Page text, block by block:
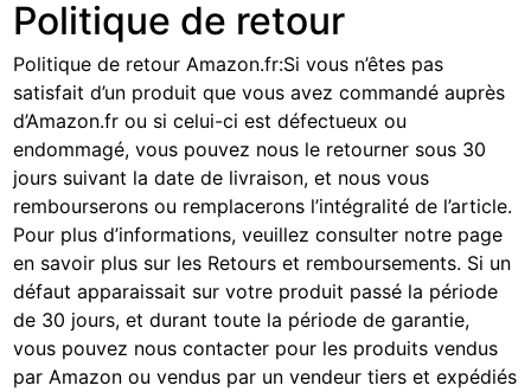
Politique de retour
Politique de retour Amazon.fr:Si vous n’êtes pas
satisfait d’un produit que vous avez commandé auprès
d’Amazon.fr ou si celui-ci est défectueux ou
endommagé, vous pouvez nous le retourner sous 30
jours suivant la date de livraison, et nous vous
rembourserons ou remplacerons l’intégralité de l’article.
Pour plus d’informations, veuillez consulter notre page
en savoir plus sur les Retours et remboursements. Si un
défaut apparaissait sur votre produit passé la période
de 30 jours, et durant toute la période de garantie,
vous pouvez nous contacter pour les produits vendus
par Amazon ou vendus par un vendeur tiers et expédiés